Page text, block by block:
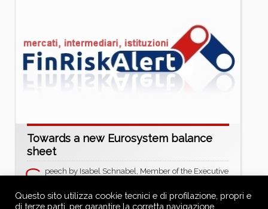
Towards a new Eurosystem balance
sheet
S peech by Isabel Schnabel, Member of the Executive
Markets 2025
https://www.ecb.europa.eu/press/key/date/2025/htm
Questo sito utilizza cookie tecnici e di profilazione, propri e
di terze parti, per garantire la corretta navigazione,